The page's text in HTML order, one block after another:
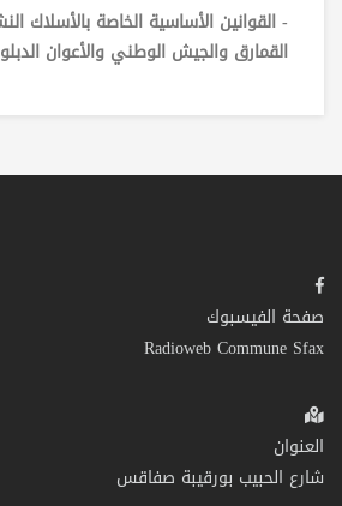
- القوانين الأساسية الخاصة بالأسلاك
القمارق والجيش الوطني والأعوان
صفحة الفيسبوك
Radioweb Commune Sfax
العنوان
شارع الحبيب بورقيبة صفاقس